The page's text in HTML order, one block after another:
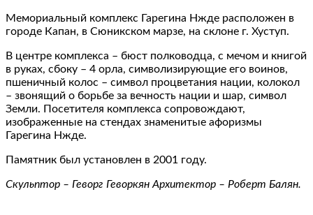
Мемориальный комплекс Гарегина Нжде расположен в
городе Капан, в Сюникском марзе, на склоне г. Хуступ.
В центре комплекса – бюст полководца, с мечом и книгой
в руках, сбоку – 4 орла, символизирующие его воинов,
пшеничный колос – символ процветания нации, колокол
– звонящий о борьбе за вечность нации и шар, символ
Земли. Посетителя комплекса сопровождают,
изображенные на стендах знаменитые афоризмы
Гарегина Нжде.
Памятник был установлен в 2001 году.
Скульптор – Геворг Геворкян Архитектор – Роберт Балян.